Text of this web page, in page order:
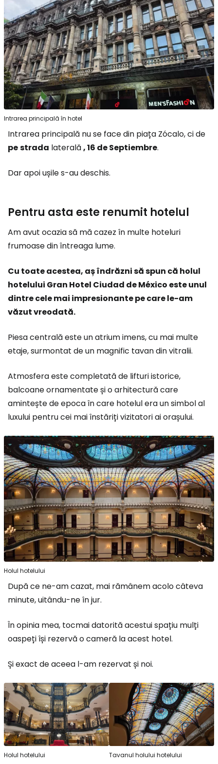
Intrarea principală în hotel
Intrarea principală nu se face din piața Zócalo, ci de
pestrada laterală, 16 de Septiembre.
Dar apoi ușile s-au deschis.
Pentru asta este renumit hotelul
Am avut ocazia să mă cazez în multe hoteluri
frumoase din întreaga lume.
Cu toate acestea, aș îndrăzni să spun că holul
hotelului Gran Hotel Ciudad de México este unul
dintre cele mai impresionante pe care le-am
văzut vreodată.
Piesa centrală este un atrium imens, cu mai multe
etaje, surmontat de un magnific tavan din vitralii.
Atmosfera este completată de lifturi istorice,
balcoane ornamentate și o arhitectură care
amintește de epoca în care hotelul era un simbol al
luxului pentru cei mai înstăriți vizitatori ai orașului.
Holul hotelului
După ce ne-am cazat, mai rămânem acolo câteva
minute, uitându-ne în jur.
În opinia mea, tocmai datorită acestui spațiu mulți
oaspeți își rezervă o cameră la acest hotel.
Și exact de aceea l-am rezervat și noi.
Holul hotelului Tavanul holului hotelului